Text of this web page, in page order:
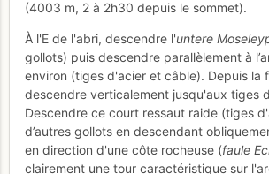
(4003 m, 2 à 2h30 depuis le sommet).
À l'E de l'abri, descendre l'untere
gollots) puis descendre parallèlement à
environ (tiges d'acier et câble). Depuis la
descendre verticalement jusqu'aux tiges
Descendre ce court ressaut raide (tiges
d’autres gollots en descendant
en direction d'une côte rocheuse (faule
clairement une tour caractéristique sur